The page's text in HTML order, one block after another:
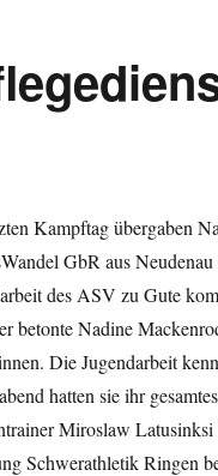
Kampftag übergaben
GbR aus
des ASV zu Gute
betonte Nadine
Die Jugendarbeit
hatten sie ihr
Miroslaw
Schwerathletik Ringen